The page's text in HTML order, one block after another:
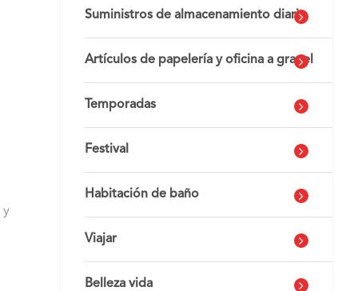
y
Suministros de almacenamiento diario
Artículos de papelería y oficina a granel
Temporadas
Festival
Habitación de baño
Viajar
Belleza vida